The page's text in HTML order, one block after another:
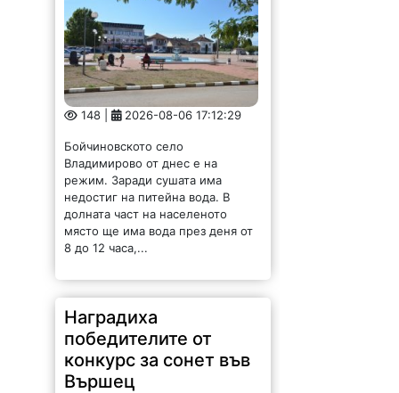
148 | 2026-08-06 17:12:29
Бойчиновското село
Владимирово от днес е на
режим. Заради сушата има
недостиг на питейна вода. В
долната част на населеното
място ще има вода през деня от
8 до 12 часа,...
Наградиха
победителите от
конкурс за сонет във
Вършец